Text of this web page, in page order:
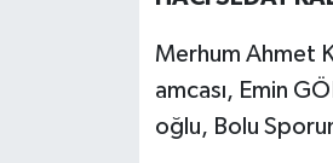
Merhum Ahmet
amcası, Emin
oğlu, Bolu